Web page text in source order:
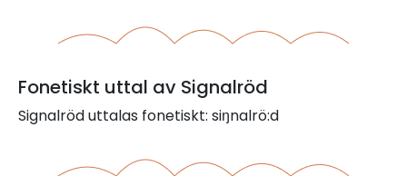
Fonetiskt uttal av Signalröd
Signalröd uttalas fonetiskt: siŋnalrö:d